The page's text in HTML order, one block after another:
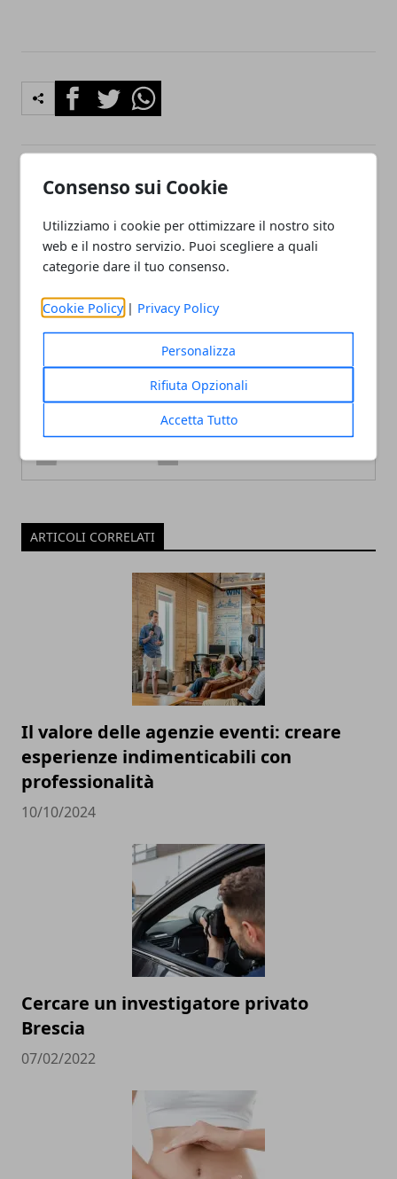
Consenso sui Cookie
Utilizziamo i cookie per ottimizzare il nostro sito
web e il nostro servizio. Puoi scegliere a quali
categorie dare il tuo consenso.
Cookie Policy | Privacy Policy
Personalizza
Rifiuta Opzionali
Accetta Tutto
FacebookTwitterWhatsapp
Articolo Precedente
Milano
Redazione
ARTICOLI CORRELATI
Il valore delle agenzie eventi: creare
esperienze indimenticabili con
professionalità
10/10/2024
Cercare un investigatore privato
Brescia
07/02/2022